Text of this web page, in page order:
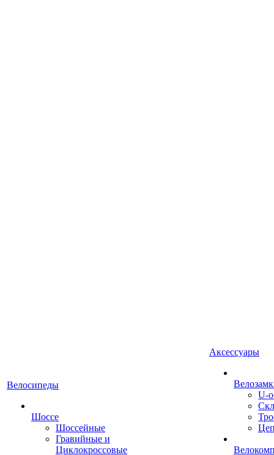
Велосипеды
Шоссе
Шоссейные
Гравийные и
Циклокроссовые
Аксессуары
U-